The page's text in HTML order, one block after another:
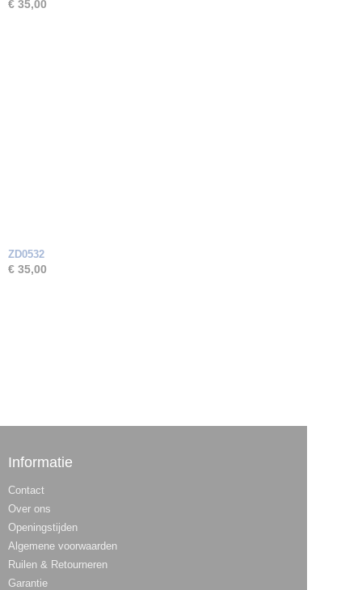
€ 35,00
ZD0532
€ 35,00
Informatie
Contact
Over ons
Openingstijden
Algemene voorwaarden
Ruilen & Retourneren
Garantie